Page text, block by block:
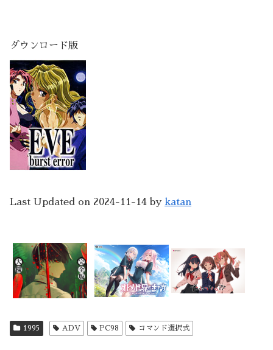
ダウンロード版
Last Updated on 2024-11-14 by katan
1995 ADV PC98 コマンド選択式